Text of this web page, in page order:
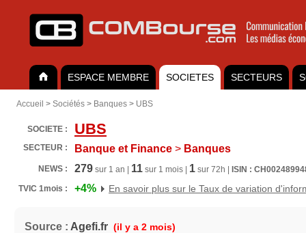
ESPACE MEMBRE SOCIETES SECTEURS
Accueil > Sociétés > Banques > UBS
SOCIETE : UBS
SECTEUR : Banque et Finance > Banques
NEWS : 279 sur 1 an | 11 sur 1 mois | 1 sur 72h |
ISIN :
TVIC 1mois :
+4% En savoir plus sur le Taux de variation
Source : Agefi.fr (il y a 2 mois)